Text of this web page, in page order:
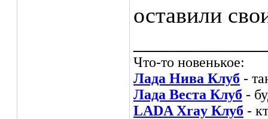
оставили
Что-то новенькое:
Лада Нива Клуб -
Лада Веста Клуб -
LADA Xray Клуб -